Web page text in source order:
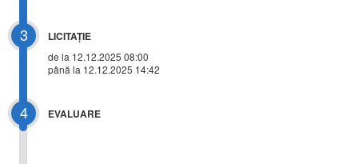
3 LICITAŢIE
de la 12.12.2025 08:00
până la 12.12.2025 14:42
4 EVALUARE